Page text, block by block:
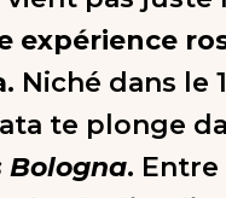
expérience
. Niché dans le
te plonge
Bologna.